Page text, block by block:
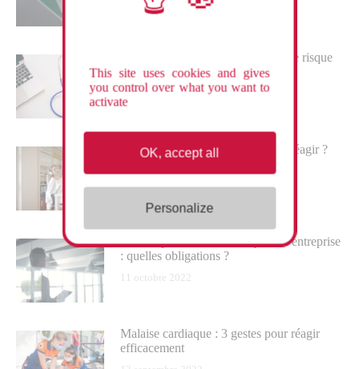
Quels sont les différents facteurs de risque
cardio-vasculaire ?
6 décembre 2022
Perte de connaissance : comment réagir ?
16 novembre 2022
Plan de prévention des risques en entreprise
: quelles obligations ?
11 octobre 2022
Malaise cardiaque : 3 gestes pour réagir
efficacement
This site uses cookies and gives
you control over what you want to
activate
OK, accept all
Personalize